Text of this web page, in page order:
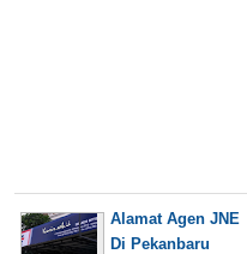
Alamat Agen JNE
Di Pekanbaru